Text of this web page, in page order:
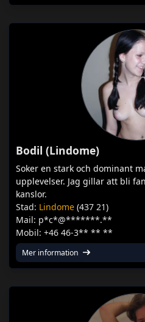
Bodil (Lindome)
Soker en stark och dominant
upplevelser. Jag gillar att bli
kanslor.
Stad: Lindome (437 21)
Mail: p*c*@*******.**
Mobil: +46 46-3** ** **
Mer information